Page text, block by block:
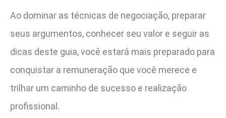
Ao dominar as técnicas de negociação, preparar
seus argumentos, conhecer seu valor e seguir as
dicas deste guia, você estará mais preparado para
conquistar a remuneração que você merece e
trilhar um caminho de sucesso e realização
profissional.